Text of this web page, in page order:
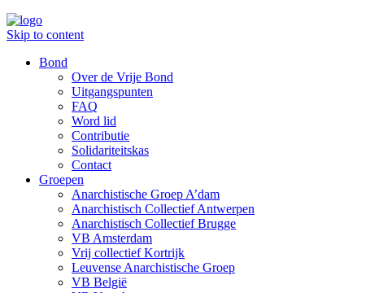
Skip to content
Bond
Over de Vrije Bond
Uitgangspunten
FAQ
Word lid
Contributie
Solidariteitskas
Contact
Groepen
Anarchistische Groep A’dam
Anarchistisch Collectief Antwerpen
Anarchistisch Collectief Brugge
VB Amsterdam
Vrij collectief Kortrijk
Leuvense Anarchistische Groep
VB België